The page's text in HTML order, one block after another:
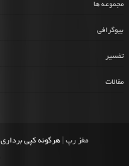
مجموعه ها
بیوگرافی
تفسیر
مقالات
مغز رپ | هرگونه کپی